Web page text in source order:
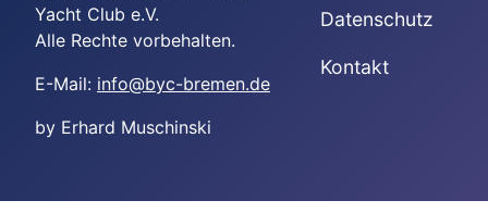
Yacht Club e.V.
Alle Rechte vorbehalten.
E-Mail: info@byc-bremen.de
by Erhard Muschinski
Datenschutz
Kontakt